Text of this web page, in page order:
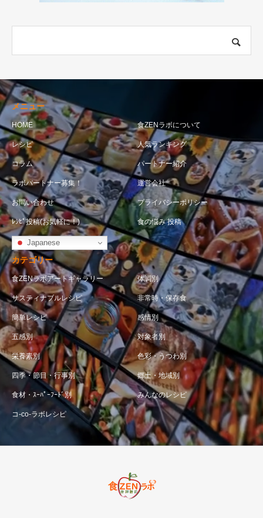
メニュー
HOME 食ZENラボについて
レシピ 人気ランキング
コラム パートナー紹介
ラボパートナー募集！ 運営会社
お問い合わせ プライバシーポリシー
ﾚｼﾋﾟ投稿(お気軽に！) 食の悩み 投稿
Japanese
カテゴリー
食ZENラボアートギャラリー 体調別
サスティナブルレシピ 非常時・保存食
簡単レシピ 感情別
五感別 対象者別
栄養素別 色彩・うつわ別
四季・節目・行事別 郷土・地域別
食材・ｽｰﾊﾟｰﾌｰﾄﾞ別 みんなのレシピ
コ-co-ラボレシピ